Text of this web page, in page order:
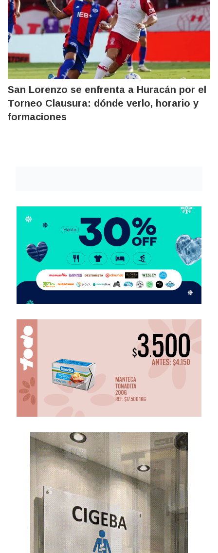
San Lorenzo se enfrenta a Huracán por el
Torneo Clausura: dónde verlo, horario y
formaciones